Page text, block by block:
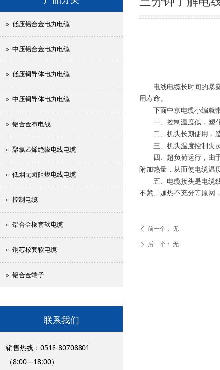
电线电缆长时间的暴露
用寿命。
下面中京电缆小编就带
一、控制温度低，塑
二、机头长期使用，
三、机头温度控制失灵
四、超负荷运行，由于
附加热量，从而使电缆温
五、电缆接头是电缆线
不紧、加热不充分等原网
ꄴ 前一个： 无
ꄲ 后一个： 无
» 低压铝合金电力电缆
» 中压铝合金电力电缆
» 低压铜导体电力电缆
» 中压铜导体电力电缆
» 铝合金布电线
» 聚氯乙烯绝缘电线电缆
» 低烟无卤阻燃电线电缆
» 控制电缆
» 铝合金橡套软电缆
» 铜芯橡套软电缆
» 铝合金端子
联系我们
销售热线：0518-80708801
（8:00—18:00）